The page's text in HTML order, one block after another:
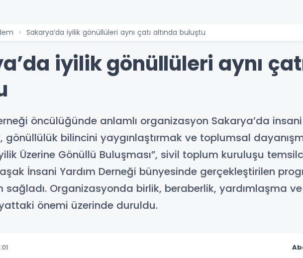
Sakarya’da iyilik gönüllüleri aynı çatı altında buluştu
iyilik gönüllüleri aynı
öncülüğünde anlamlı organizasyon Sakarya’da
gönüllülük bilincini yaygınlaştırmak ve toplumsal
Üzerine Gönüllü Buluşması”, sivil toplum kuruluşu
İnsani Yardım Derneği bünyesinde gerçekleştirilen
sağladı. Organizasyonda birlik, beraberlik, yardımlaşma
önemi üzerinde duruldu.